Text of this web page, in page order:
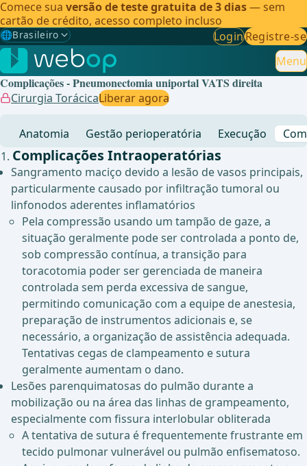
Comece sua versão de teste gratuita de 3 dias— sem
cartão de crédito, acesso completo incluso
🌐Brasileiro
Gewählte Sprache: Brasileiro
🇩🇪 Alemão
🇬🇧Inglês
🇧🇷 Brasileiro
LoginRegistre-se
Menu
Complicações - Pneumonectomia uniportal VATS direita
Cirurgia TorácicaLiberar agora
Anatomia Gestão perioperatória Execução
Complicações Intraoperatórias
Sangramento maciço devido a lesão de vasos principais,
particularmente causado por infiltração tumoral ou
linfonodos aderentes inflamatórios
Pela compressão usando um tampão de gaze, a
situação geralmente pode ser controlada a ponto de,
sob compressão contínua, a transição para
toracotomia poder ser gerenciada de maneira
controlada sem perda excessiva de sangue,
permitindo comunicação com a equipe de anestesia,
preparação de instrumentos adicionais e, se
necessário, a organização de assistência adequada.
Tentativas cegas de clampeamento e sutura
geralmente aumentam o dano.
Lesões parenquimatosas do pulmão durante a
mobilização ou na área das linhas de grampeamento,
especialmente com fissura interlobular obliterada
A tentativa de sutura é frequentemente frustrante em
tecido pulmonar vulnerável ou pulmão enfisematoso.